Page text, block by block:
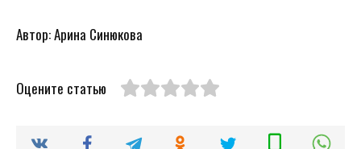
Автор: Арина Синюкова
Оцените статью